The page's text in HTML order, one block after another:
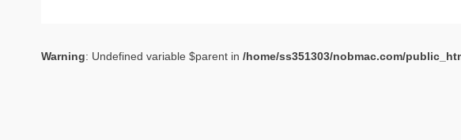
Warning: Undefined variable $parent in /home/ss351303/nobmac.com/